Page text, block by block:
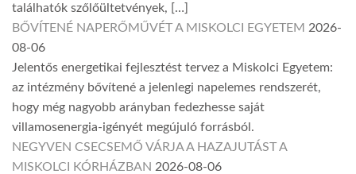
találhatók szőlőültetvények, […]
BŐVÍTENÉ NAPERŐMŰVÉT A MISKOLCI EGYETEM 2026-
08-06
Jelentős energetikai fejlesztést tervez a Miskolci Egyetem:
az intézmény bővítené a jelenlegi napelemes rendszerét,
hogy még nagyobb arányban fedezhesse saját
villamosenergia-igényét megújuló forrásból.
NEGYVEN CSECSEMŐ VÁRJA A HAZAJUTÁST A
MISKOLCI KÓRHÁZBAN 2026-08-06